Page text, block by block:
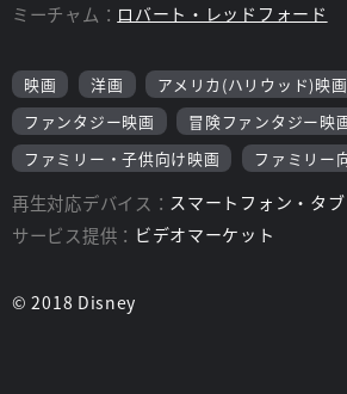
ミーチャム： ロバート・レッドフォード
映画 洋画
アメリカ(ハリウッド)映画
ファンタジー映画
冒険ファンタジー映
ファミリー・子供向け映画
ファミリー
再生対応デバイス： スマートフォン・タ
サービス提供： ビデオマーケット
© 2018 Disney